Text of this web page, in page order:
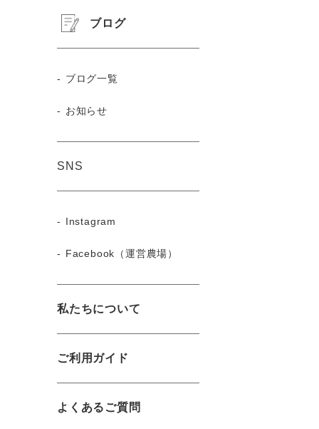
ブログ
ブログ一覧
お知らせ
SNS
Instagram
Facebook（運営農場）
私たちについて
ご利用ガイド
よくあるご質問